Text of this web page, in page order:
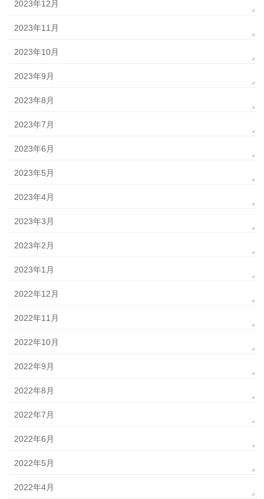
2023年12月
2023年11月
2023年10月
2023年9月
2023年8月
2023年7月
2023年6月
2023年5月
2023年4月
2023年3月
2023年2月
2023年1月
2022年12月
2022年11月
2022年10月
2022年9月
2022年8月
2022年7月
2022年6月
2022年5月
2022年4月